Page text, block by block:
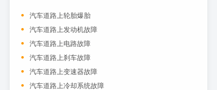
汽车道路上轮胎爆胎
汽车道路上发动机故障
汽车道路上电路故障
汽车道路上刹车故障
汽车道路上变速器故障
汽车道路上冷却系统故障